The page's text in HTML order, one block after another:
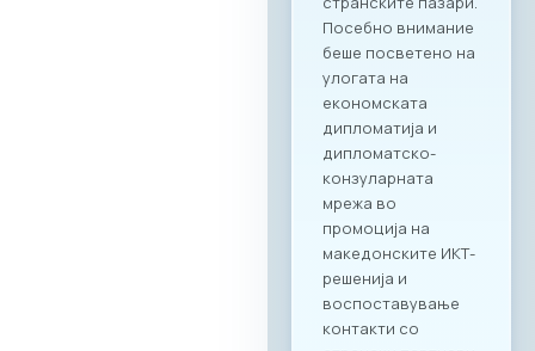
соработка помеѓу
МАСИТ и SETPE.
Програмата
предвидува
стручни
презентации за
состојбите во ИКТ
секторите во
двете земји,
пленарен преглед
на процесите на
дигитализација во
клучните
индустрии, како и